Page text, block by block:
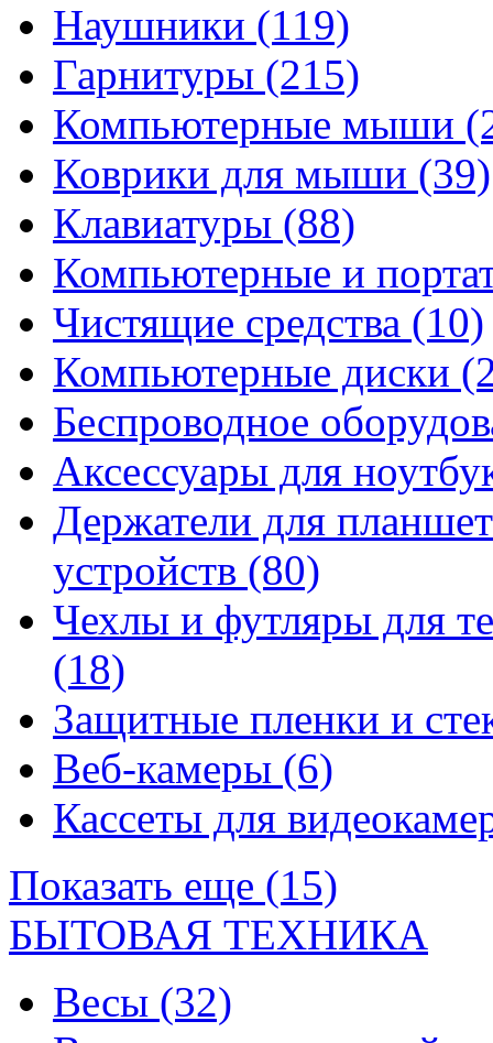
Наушники (119)
Гарнитуры (215)
Компьютерные мыши
Коврики для мыши (39)
Клавиатуры (88)
Компьютерные и
Чистящие средства (10)
Компьютерные диски
Беспроводное
Аксессуары для
Держатели для
устройств (80)
Чехлы и футляры для
(18)
Защитные пленки и
Веб-камеры (6)
Кассеты для
Показать еще (15)
БЫТОВАЯ ТЕХНИКА
Весы (32)